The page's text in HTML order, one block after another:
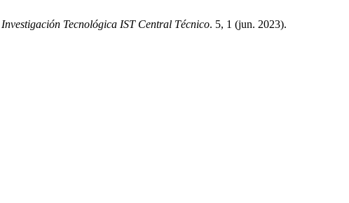
Investigación Tecnológica IST Central Técnico. 5, 1 (jun. 2023).